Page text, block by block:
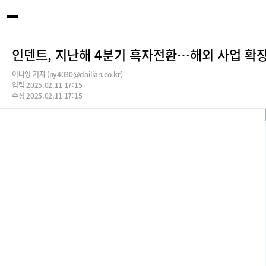
인덴트, 지난해 4분기 흑자전환…해외 사업 확
이나영 기자 (ny4030@dailian.co.kr)
입력 2025.02.11 17:15
수정 2025.02.11 17:15